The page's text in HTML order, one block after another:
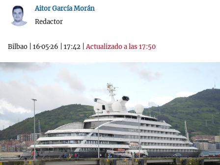
Aitor García Morán
Redactor
Bilbao 16·05·26 17:42 |Actualizado a las 17:50